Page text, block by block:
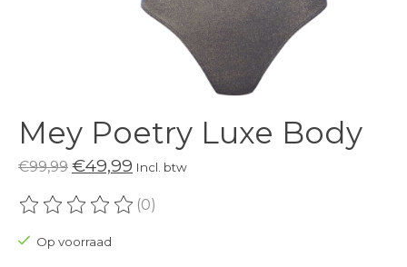
Mey Poetry Luxe Body
€99,99 €49,99 Incl. btw
De beoordeling van dit product is
(0)
Op voorraad